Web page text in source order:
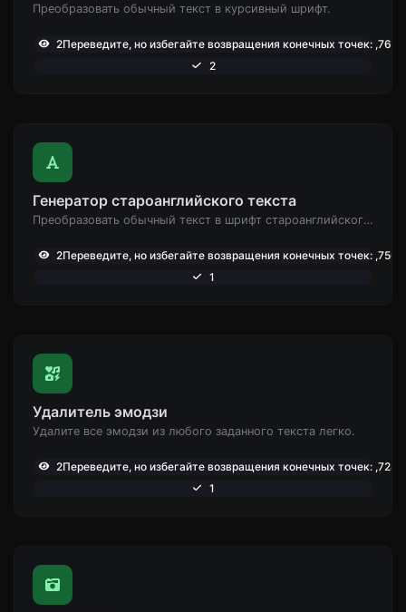
Преобразовать обычный текст в курсивный шрифт.
2Переведите, но избегайте возвращения конечных точек: ,765
2
Генератор староанглийского текста
Преобразовать обычный текст в шрифт староанглийского типа.
2Переведите, но избегайте возвращения конечных точек: ,756
1
Удалитель эмодзи
Удалите все эмодзи из любого заданного текста легко.
2Переведите, но избегайте возвращения конечных точек: ,728
1